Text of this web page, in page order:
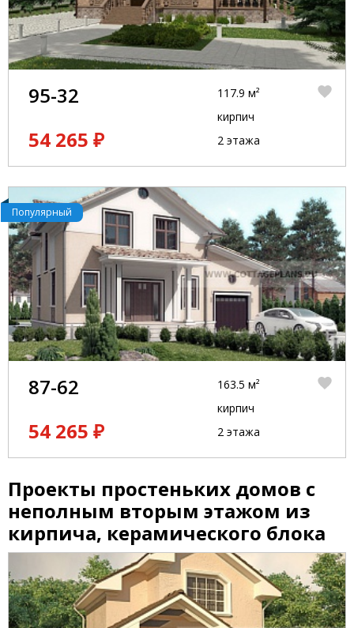
95-32
54 265 ₽
117.9 м²
кирпич
2 этажа
Популярный
87-62
54 265 ₽
163.5 м²
кирпич
2 этажа
Проекты простеньких домов с
неполным вторым этажом из
кирпича, керамического блока